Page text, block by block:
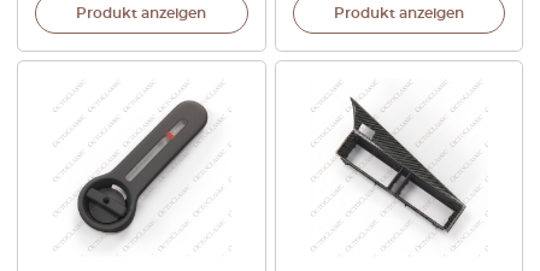
Produkt anzeigen Produkt anzeigen